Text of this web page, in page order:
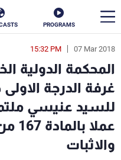
PROGRAMS
07 Mar 2018
15:32 PM
المحكمة الدولية
غرفة الدرجة
للسيد عنيسي
والاثبات
en
الأخبار
سياسة
إقتصاد